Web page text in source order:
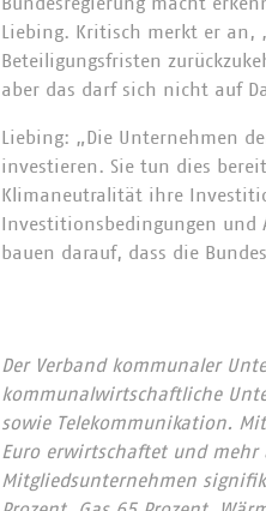
Liebing. Kritisch merkt er an,
Beteiligungsfristen
aber das darf sich nicht auf
Liebing: „Die Unternehmen
investieren. Sie tun dies
Klimaneutralität ihre
Investitionsbedingungen und
bauen darauf, dass die
Der Verband kommunaler
kommunalwirtschaftliche
sowie Telekommunikation.
Euro erwirtschaftet und mehr
Mitgliedsunternehmen